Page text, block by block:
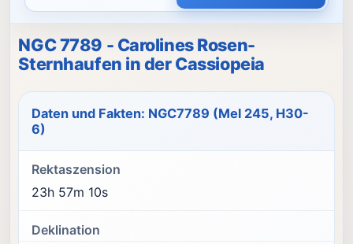
NGC 7789 - Carolines Rosen-
Sternhaufen in der Cassiopeia
Daten und Fakten: NGC7789 (Mel 245, H30-
6)
Rektaszension
23h 57m 10s
Deklination